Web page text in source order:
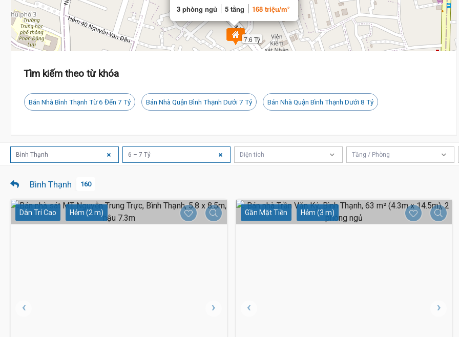
7.6 Tỷ
3 phòng ngủ 5 tầng 168 triệu/m²
Tìm kiếm theo từ khóa
Bán Nhà Bình Thạnh Từ 6 Đến 7 Tỷ Bán Nhà Quận Bình Thạnh Dưới 7 Tỷ Bán Nhà Quận Bình Thạnh Dưới 8 Tỷ
Bình Thạnh 6 – 7 Tỷ Diện tích Tầng / Phòng
Bình Thạnh 160
Dân Trí Cao Hẻm (2 m) Gần Mặt Tiền Hẻm (3 m)